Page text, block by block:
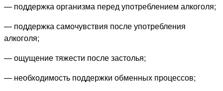
— поддержка организма перед употреблением алкоголя;
— поддержка самочувствия после употребления
алкоголя;
— ощущение тяжести после застолья;
— необходимость поддержки обменных процессов;